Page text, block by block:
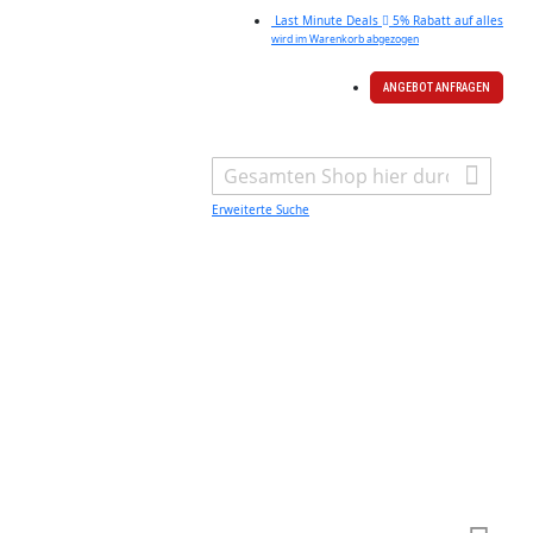
Last Minute Deals 5% Rabatt auf alles
wird im Warenkorb abgezogen
ANGEBOT ANFRAGEN
Erweiterte Suche